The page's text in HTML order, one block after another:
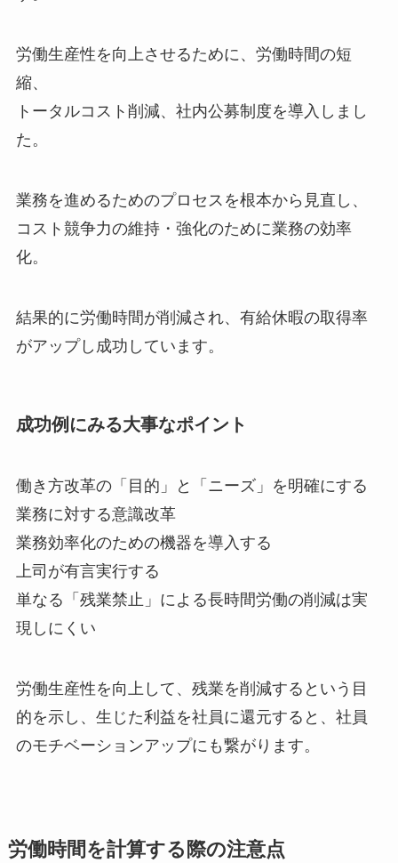
労働生産性を向上させるために、労働時間の短
縮、
トータルコスト削減、社内公募制度を導入しまし
た。
業務を進めるためのプロセスを根本から見直し、
コスト競争力の維持・強化のために業務の効率
化。
結果的に労働時間が削減され、有給休暇の取得率
がアップし成功しています。
成功例にみる大事なポイント
働き方改革の「目的」と「ニーズ」を明確にする
業務に対する意識改革
業務効率化のための機器を導入する
上司が有言実行する
単なる「残業禁止」による長時間労働の削減は実
現しにくい
労働生産性を向上して、残業を削減するという目
的を示し、生じた利益を社員に還元すると、社員
のモチベーションアップにも繋がります。
労働時間を計算する際の注意点